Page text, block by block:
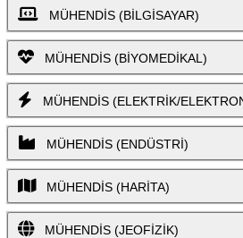
MÜHENDİS (BİLGİSAYAR)
MÜHENDİS (BİYOMEDİKAL)
MÜHENDİS (ELEKTRİK/
MÜHENDİS (ENDÜSTRİ)
MÜHENDİS (HARİTA)
MÜHENDİS (JEOFİZİK)